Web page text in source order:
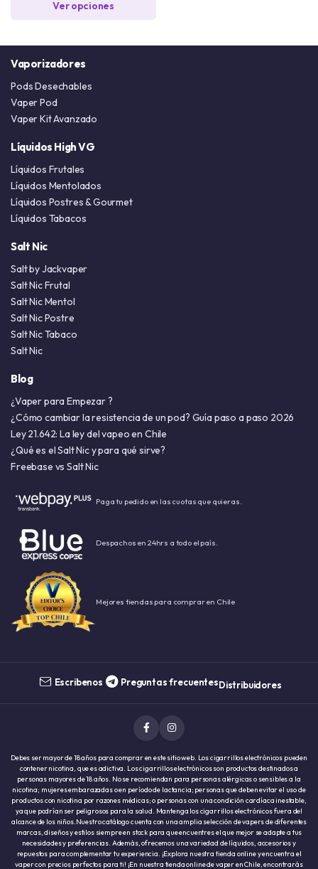
Ver opciones
Vaporizadores
Pods Desechables
Vaper Pod
Vaper Kit Avanzado
Líquidos High VG
Líquidos Frutales
Líquidos Mentolados
Líquidos Postres & Gourmet
Líquidos Tabacos
Salt Nic
Salt by Jackvaper
Salt Nic Frutal
Salt Nic Mentol
Salt Nic Postre
Salt Nic Tabaco
Salt Nic
Blog
¿Vaper para Empezar ?
¿Cómo cambiar la resistencia de un pod? Guía paso a paso 2026
Ley 21.642: La ley del vapeo en Chile
¿Qué es el Salt Nic y para qué sirve?
Freebase vs Salt Nic
Paga tu pedido en las cuotas que quieras.
Despachos en 24hrs a todo el país.
Mejores tiendas para comprar en Chile
Escribenos Preguntas frecuentesDistribuidores
Debes ser mayor de 18 años para comprar en este sitio web. Los cigarrillos electrónicos pueden
contener nicotina, que es adictiva. Los cigarrillos electrónicos son productos destinados a
personas mayores de 18 años. No se recomiendan para personas alérgicas o sensibles a la
nicotina; mujeres embarazadas o en período de lactancia; personas que deben evitar el uso de
productos con nicotina por razones médicas; o personas con una condición cardíaca inestable,
ya que podrían ser peligrosos para la salud. Mantenga los cigarrillos electrónicos fuera del
alcance de los niños.Nuestro catálogo cuenta con una amplia selección de vapers de diferentes
marcas, diseños y estilos siempre en stock para que encuentres el que mejor se adapte a tus
necesidades y preferencias. Además, ofrecemos una variedad de líquidos, accesorios y
repuestos para complementar tu experiencia. ¡Explora nuestra tienda online y encuentra el
vaper con precios perfectos para ti! ¡En nuestra tienda online de vaper en Chile, encontrarás